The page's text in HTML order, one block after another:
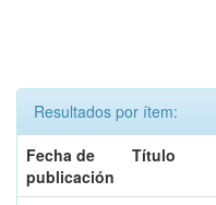
Resultados por ítem:
Fecha de
publicación
Título